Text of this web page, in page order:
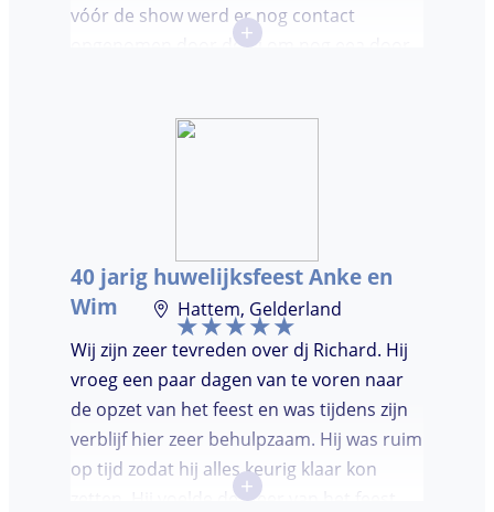
vóór de show werd er nog contact
opgenomen door de dj om nog eea door
met een klein clubje mensen en dat had
moest worden. Er was de mogelijkheid om
verzoeknummers aan te vragen.
+
40 jarig huwelijksfeest Anke en
Wim
Hattem, Gelderland
Wij zijn zeer tevreden over dj Richard. Hij
vroeg een paar dagen van te voren naar
de opzet van het feest en was tijdens zijn
verblijf hier zeer behulpzaam. Hij was ruim
op tijd zodat hij alles keurig klaar kon
zetten. Hij voelde de sfeer van het feest
+